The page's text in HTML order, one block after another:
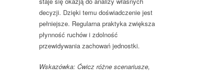
decyzji. Dzięki temu doświadczenie jest
pełniejsze. Regularna praktyka zwiększa
płynność ruchów i zdolność
przewidywania zachowań jednostki.
Wskazówka: Ćwicz różne scenariusze,